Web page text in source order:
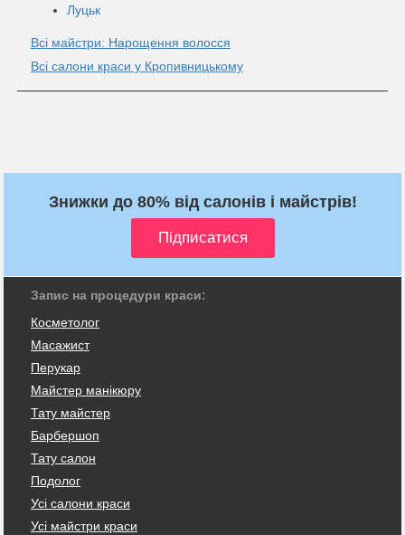
Луцьк
Всі майстри: Нарощення волосся
Всі салони краси у Кропивницькому
Знижки до 80% від салонів і майстрів!
Запис на процедури краси:
Косметолог
Масажист
Перукар
Майстер манікюру
Тату майстер
Барбершоп
Тату салон
Подолог
Усі салони краси
Усі майстри краси